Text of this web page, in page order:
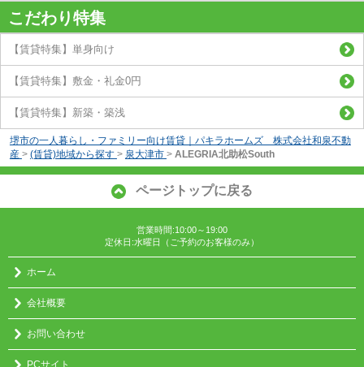
こだわり特集
【賃貸特集】単身向け
【賃貸特集】敷金・礼金0円
【賃貸特集】新築・築浅
堺市の一人暮らし・ファミリー向け賃貸｜パキラホームズ 株式会社和泉不動
産 > (賃貸)地域から探す > 泉大津市 > ALEGRIA北助松South
ページトップに戻る
営業時間:10:00～19:00
定休日:水曜日（ご予約のお客様のみ）
ホーム
会社概要
お問い合わせ